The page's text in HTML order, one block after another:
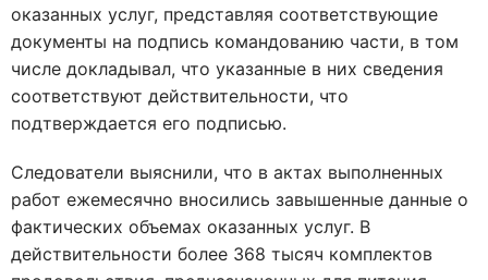
оказанных услуг, представляя соответствующие
документы на подпись командованию части, в том
числе докладывал, что указанные в них сведения
соответствуют действительности, что
подтверждается его подписью.
Следователи выяснили, что в актах выполненных
работ ежемесячно вносились завышенные данные о
фактических объемах оказанных услуг. В
действительности более 368 тысяч комплектов